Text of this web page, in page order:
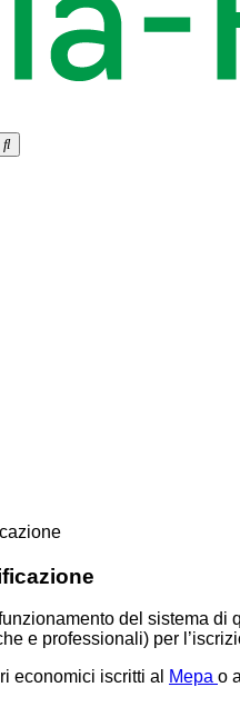
del sistema
e professionali) per
economici iscritti al Mepa o